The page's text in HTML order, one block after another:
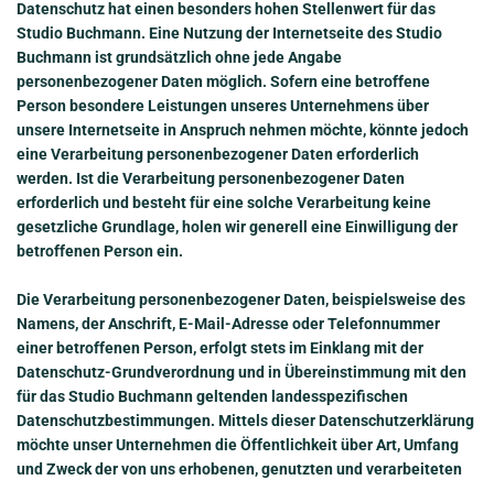
Datenschutz hat einen besonders hohen Stellenwert für das
Studio Buchmann. Eine Nutzung der Internetseite des Studio
Buchmann ist grundsätzlich ohne jede Angabe
personenbezogener Daten möglich. Sofern eine betroffene
Person besondere Leistungen unseres Unternehmens über
unsere Internetseite in Anspruch nehmen möchte, könnte jedoch
eine Verarbeitung personenbezogener Daten erforderlich
werden. Ist die Verarbeitung personenbezogener Daten
erforderlich und besteht für eine solche Verarbeitung keine
gesetzliche Grundlage, holen wir generell eine Einwilligung der
betroffenen Person ein.
Die Verarbeitung personenbezogener Daten, beispielsweise des
Namens, der Anschrift, E-Mail-Adresse oder Telefonnummer
einer betroffenen Person, erfolgt stets im Einklang mit der
Datenschutz-Grundverordnung und in Übereinstimmung mit den
für das Studio Buchmann geltenden landesspezifischen
Datenschutzbestimmungen. Mittels dieser Datenschutzerklärung
möchte unser Unternehmen die Öffentlichkeit über Art, Umfang
und Zweck der von uns erhobenen, genutzten und verarbeiteten